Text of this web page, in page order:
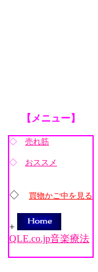
【メニュー】
◇ 売れ筋
◇ おススメ
◇ 買物かご中を見る
+
QLE.co.jp音楽療法